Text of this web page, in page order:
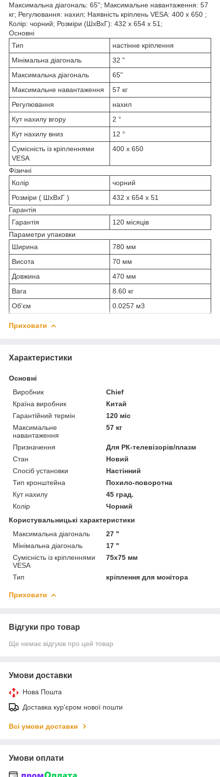
Максимальна діагональ: 65"; Максимальне навантаження: 57
кг; Регулювання: нахил; Наявність кріплень VESA: 400 х 650 ;
Колір: чорний; Розміри (ШхВхГ): 432 x 654 x 51;
Основні
Тип
настінне кріплення
Мінімальна діагональ
32 "
Максимальна діагональ
65"
Максимальне навантаження
57 кг
Регулювання
нахил
Кут нахилу вгору
2 °
Кут нахилу вниз
12 °
Сумісність із кріпленнями
VESA
400 х 650
Фізичні
Колір
чорний
Розміри ( ШхВхГ )
432 x 654 x 51
Гарантія
Гарантія
120 місяців
Параметри упаковки
Ширина
780 мм
Висота
70 мм
Довжина
470 мм
Вага
8.60 кг
Об'єм
0.0257 м3
Приховати
Характеристики
Основні
Виробник
Chief
Країна виробник
Китай
Гарантійний термін
120 міс
Максимальне
навантаження
57 кг
Призначення
Для РК-телевізорів/плазм
Стан
Новий
Спосіб установки
Настінний
Тип кронштейна
Похило-поворотна
Кут нахилу
45 град.
Колір
Чорний
Користувальницькі характеристики
Максимальна діагональ
27 "
Мінімальна діагональ
17 "
Сумісність із кріпленнями
VESA
75x75 мм
Тип кріплення для монітора
Приховати
Відгуки про товар
Ще немає відгуків про цей товар
Умови доставки
Нова Пошта
Доставка кур'єром нової пошти
Всі умови доставки
Умови оплати